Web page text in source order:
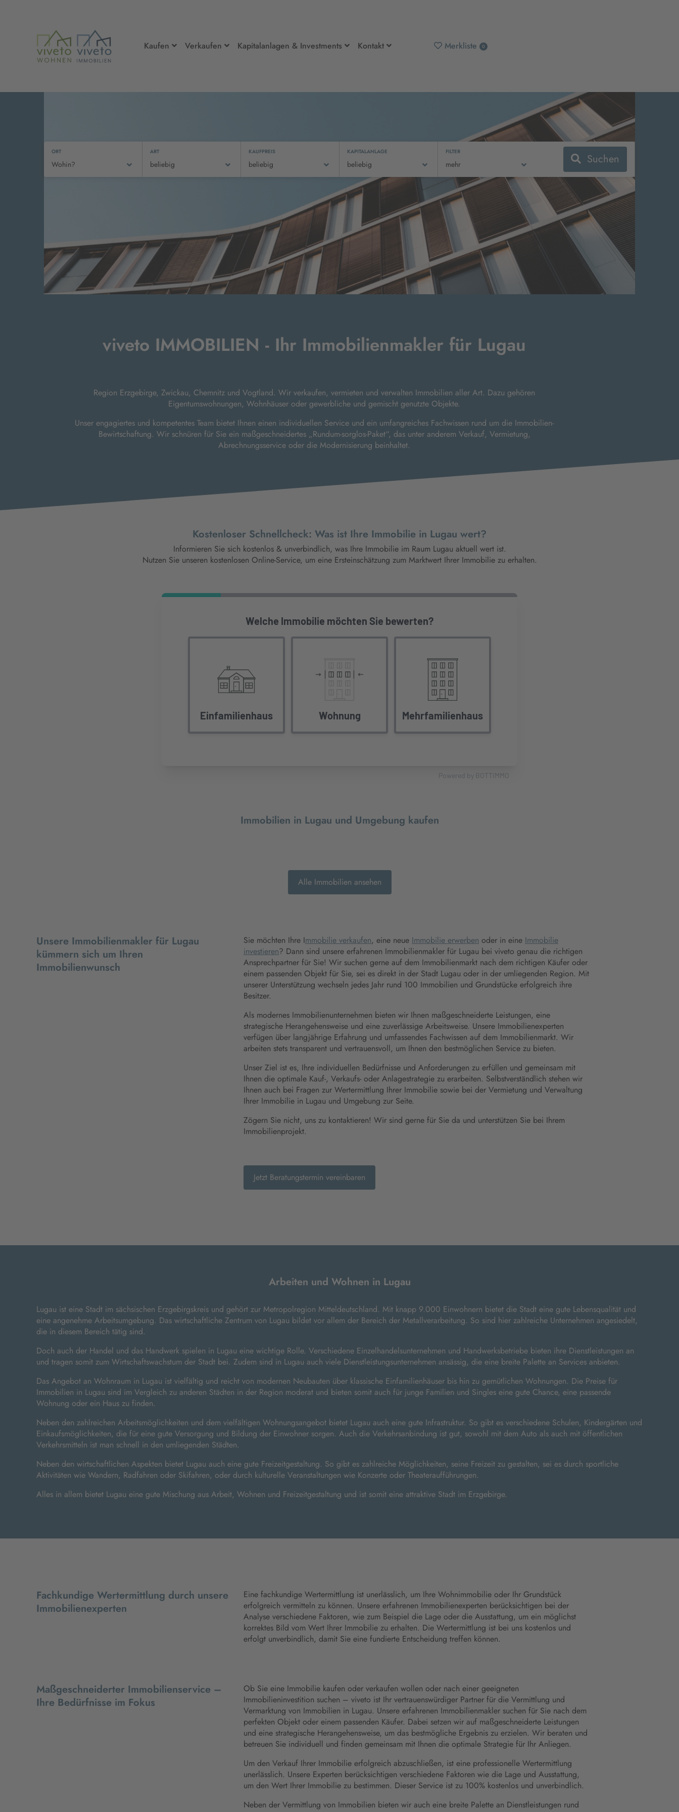
Kaufen Verkaufen Kapitalanlagen & Investments Kontakt Merkliste 0
viveto IMMOBILIEN - Ihr Immobilienmakler für Lugau
Region Erzgebirge, Zwickau, Chemnitz und Vogtland. Wir verkaufen, vermieten und verwalten Immobilien aller Art. Dazu gehören
Eigentumswohnungen, Wohnhäuser oder gewerbliche und gemischt genutzte Objekte.
Unser engagiertes und kompetentes Team bietet Ihnen einen individuellen Service und ein umfangreiches Fachwissen rund um die Immobilien-
Bewirtschaftung. Wir schnüren für Sie ein maßgeschneidertes „Rundum-sorglos-Paket“, das unter anderem Verkauf, Vermietung,
Abrechnungsservice oder die Modernisierung beinhaltet.
ORT
Wohin?
ART
beliebig
KAUFPREIS
beliebig
KAPITALANLAGE
beliebig
FILTER
mehr Suchen
Kostenloser Schnellcheck: Was ist Ihre Immobilie in Lugau wert?
Informieren Sie sich kostenlos & unverbindlich, was Ihre Immobilie im Raum Lugau aktuell wert ist.
Nutzen Sie unseren kostenlosen Online-Service, um eine Ersteinschätzung zum Marktwert Ihrer Immobilie zu erhalten.
Immobilien in Lugau und Umgebung kaufen
Alle Immobilien ansehen
Unsere Immobilienmakler für Lugau
kümmern sich um Ihren
Immobilienwunsch
Sie möchten Ihre Immobilie verkaufen, eine neue Immobilie erwerben oder in eine Immobilie
investieren? Dann sind unsere erfahrenen Immobilienmakler für Lugau bei viveto genau die richtigen
Ansprechpartner für Sie! Wir suchen gerne auf dem Immobilienmarkt nach dem richtigen Käufer oder
einem passenden Objekt für Sie, sei es direkt in der Stadt Lugau oder in der umliegenden Region. Mit
unserer Unterstützung wechseln jedes Jahr rund 100 Immobilien und Grundstücke erfolgreich ihre
Besitzer.
Als modernes Immobilienunternehmen bieten wir Ihnen maßgeschneiderte Leistungen, eine
strategische Herangehensweise und eine zuverlässige Arbeitsweise. Unsere Immobilienexperten
verfügen über langjährige Erfahrung und umfassendes Fachwissen auf dem Immobilienmarkt. Wir
arbeiten stets transparent und vertrauensvoll, um Ihnen den bestmöglichen Service zu bieten.
Unser Ziel ist es, Ihre individuellen Bedürfnisse und Anforderungen zu erfüllen und gemeinsam mit
Ihnen die optimale Kauf-, Verkaufs- oder Anlagestrategie zu erarbeiten. Selbstverständlich stehen wir
Ihnen auch bei Fragen zur Wertermittlung Ihrer Immobilie sowie bei der Vermietung und Verwaltung
Ihrer Immobilie in Lugau und Umgebung zur Seite.
Zögern Sie nicht, uns zu kontaktieren! Wir sind gerne für Sie da und unterstützen Sie bei Ihrem
Immobilienprojekt.
Jetzt Beratungstermin vereinbaren
Arbeiten und Wohnen in Lugau
Lugau ist eine Stadt im sächsischen Erzgebirgskreis und gehört zur Metropolregion Mitteldeutschland. Mit knapp 9.000 Einwohnern bietet die Stadt eine gute Lebensqualität und
eine angenehme Arbeitsumgebung. Das wirtschaftliche Zentrum von Lugau bildet vor allem der Bereich der Metallverarbeitung. So sind hier zahlreiche Unternehmen angesiedelt,
die in diesem Bereich tätig sind.
Doch auch der Handel und das Handwerk spielen in Lugau eine wichtige Rolle. Verschiedene Einzelhandelsunternehmen und Handwerksbetriebe bieten ihre Dienstleistungen an
und tragen somit zum Wirtschaftswachstum der Stadt bei. Zudem sind in Lugau auch viele Dienstleistungsunternehmen ansässig, die eine breite Palette an Services anbieten.
Das Angebot an Wohnraum in Lugau ist vielfältig und reicht von modernen Neubauten über klassische Einfamilienhäuser bis hin zu gemütlichen Wohnungen. Die Preise für
Immobilien in Lugau sind im Vergleich zu anderen Städten in der Region moderat und bieten somit auch für junge Familien und Singles eine gute Chance, eine passende
Wohnung oder ein Haus zu finden.
Neben den zahlreichen Arbeitsmöglichkeiten und dem vielfältigen Wohnungsangebot bietet Lugau auch eine gute Infrastruktur. So gibt es verschiedene Schulen, Kindergärten und
Einkaufsmöglichkeiten, die für eine gute Versorgung und Bildung der Einwohner sorgen. Auch die Verkehrsanbindung ist gut, sowohl mit dem Auto als auch mit öffentlichen
Verkehrsmitteln ist man schnell in den umliegenden Städten.
Neben den wirtschaftlichen Aspekten bietet Lugau auch eine gute Freizeitgestaltung. So gibt es zahlreiche Möglichkeiten, seine Freizeit zu gestalten, sei es durch sportliche
Aktivitäten wie Wandern, Radfahren oder Skifahren, oder durch kulturelle Veranstaltungen wie Konzerte oder Theateraufführungen.
Alles in allem bietet Lugau eine gute Mischung aus Arbeit, Wohnen und Freizeitgestaltung und ist somit eine attraktive Stadt im Erzgebirge.
Fachkundige Wertermittlung durch unsere
Immobilienexperten
Eine fachkundige Wertermittlung ist unerlässlich, um Ihre Wohnimmobilie oder Ihr Grundstück
erfolgreich vermitteln zu können. Unsere erfahrenen Immobilienexperten berücksichtigen bei der
Analyse verschiedene Faktoren, wie zum Beispiel die Lage oder die Ausstattung, um ein möglichst
korrektes Bild vom Wert Ihrer Immobilie zu erhalten. Die Wertermittlung ist bei uns kostenlos und
erfolgt unverbindlich, damit Sie eine fundierte Entscheidung treffen können.
Maßgeschneiderter Immobilienservice –
Ihre Bedürfnisse im Fokus
Ob Sie eine Immobilie kaufen oder verkaufen wollen oder nach einer geeigneten
Immobilieninvestition suchen – viveto ist Ihr vertrauenswürdiger Partner für die Vermittlung und
Vermarktung von Immobilien in Lugau. Unsere erfahrenen Immobilienmakler suchen für Sie nach dem
perfekten Objekt oder einem passenden Käufer. Dabei setzen wir auf maßgeschneiderte Leistungen
und eine strategische Herangehensweise, um das bestmögliche Ergebnis zu erzielen. Wir beraten und
betreuen Sie individuell und finden gemeinsam mit Ihnen die optimale Strategie für Ihr Anliegen.
Um den Verkauf Ihrer Immobilie erfolgreich abzuschließen, ist eine professionelle Wertermittlung
unerlässlich. Unsere Experten berücksichtigen verschiedene Faktoren wie die Lage und Ausstattung,
um den Wert Ihrer Immobilie zu bestimmen. Dieser Service ist zu 100% kostenlos und unverbindlich.
Neben der Vermittlung von Immobilien bieten wir auch eine breite Palette an Dienstleistungen rund